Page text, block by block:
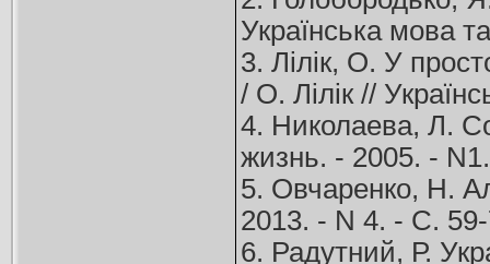
Українська мова
3. Лілік, О. У
/ О. Лілік //
4. Николаева, Л.
жизнь. - 2005. -
5. Овчаренко, Н.
2013. - N 4. - С.
6. Радутний, Р.